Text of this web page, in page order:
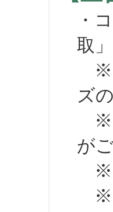
・コ
取
※コ
ズ
※ク
が
※一
※「